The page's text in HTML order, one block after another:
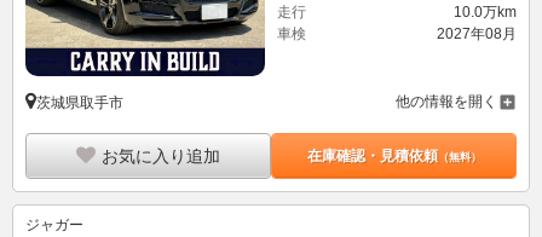
走行
10.0万km
車検
2027年08月
茨城県取手市 他の情報を開く
お気に入り追加 在庫確認・見積依頼（無料）
ジャガー